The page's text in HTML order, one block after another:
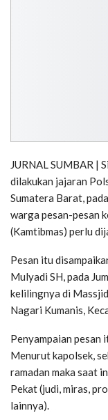
JURNAL SUMBAR |
dilakukan jajaran
Sumatera Barat,
warga pesan-pesan
(Kamtibmas) perlu
Pesan itu
Mulyadi SH, pada
kelilingnya di
Nagari Kumanis,
Penyampaian pesan
Menurut kapolsek,
ramadan maka saat
Pekat (judi, miras,
lainnya).